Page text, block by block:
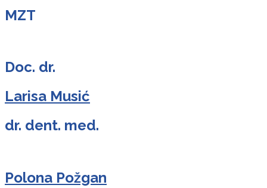
MZT
Doc. dr.
Larisa Musić
dr. dent. med.
Polona Požgan